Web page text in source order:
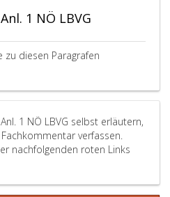
1 NÖ LBVG
zu diesen Paragrafen
1 NÖ LBVG selbst erläutern,
verfassen.
nachfolgenden roten Links